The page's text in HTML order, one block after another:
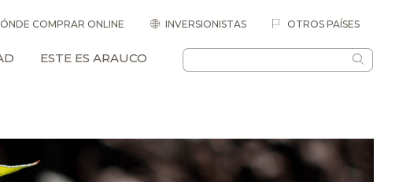
COMPRAR ONLINE INVERSIONISTAS OTROS PAÍSES
ESTE ES ARAUCO